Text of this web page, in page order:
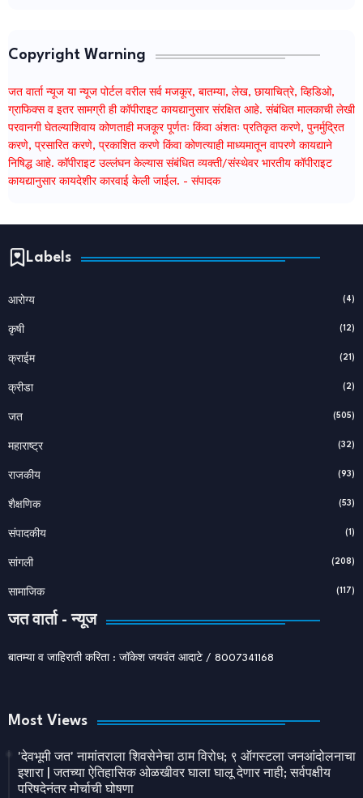
Copyright Warning
जत वार्ता न्यूज या न्यूज पोर्टल वरील सर्व मजकूर, बातम्या, लेख, छायाचित्रे, व्हिडिओ,
ग्राफिक्स व इतर सामग्री ही कॉपीराइट कायद्यानुसार संरक्षित आहे. संबंधित मालकाची लेखी
परवानगी घेतल्याशिवाय कोणताही मजकूर पूर्णतः किंवा अंशतः प्रतिकृत करणे, पुनर्मुद्रित
करणे, प्रसारित करणे, प्रकाशित करणे किंवा कोणत्याही माध्यमातून वापरणे कायद्याने
निषिद्ध आहे. कॉपीराइट उल्लंघन केल्यास संबंधित व्यक्ती/संस्थेवर भारतीय कॉपीराइट
कायद्यानुसार कायदेशीर कारवाई केली जाईल. - संपादक
Labels
आरोग्य (4)
कृषी (12)
क्राईम (21)
क्रीडा (2)
जत (505)
महाराष्ट्र (32)
राजकीय (93)
शैक्षणिक (53)
संपादकीय (1)
सांगली (208)
सामाजिक (117)
जत वार्ता - न्यूज
बातम्या व जाहिराती करिता : जॉकेश जयवंत आदाटे / 8007341168
Most Views
'देवभूमी जत' नामांतराला शिवसेनेचा ठाम विरोध; ९ ऑगस्टला जनआंदोलनाचा
इशारा | जतच्या ऐतिहासिक ओळखीवर घाला घालू देणार नाही; सर्वपक्षीय
परिषदेनंतर मोर्चाची घोषणा